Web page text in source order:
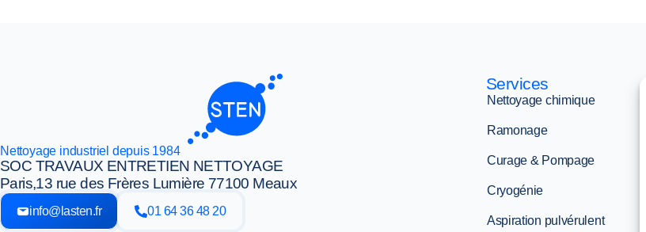
Nettoyage industriel depuis 1984
SOC TRAVAUX ENTRETIEN NETTOYAGE
Paris,13 rue des Frères Lumière 77100 Meaux
info@lasten.fr 01 64 36 48 20
Services
Nettoyage chimique
Ramonage
Curage & Pompage
Cryogénie
Aspiration pulvérulent